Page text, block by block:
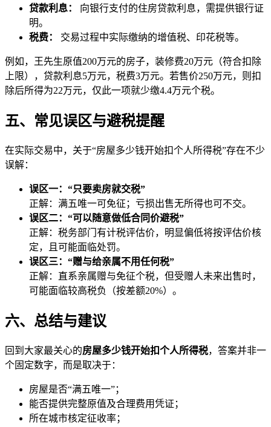
贷款利息：
向银行支付的住房贷款利息，需提供银行证
明。
税费：
交易过程中实际缴纳的增值税、印花税等。
例如，王先生原值200万元的房子，装修费20万元（符合扣除
上限），贷款利息5万元，税费3万元。若售价250万元，则扣
除后所得为22万元，仅此一项就少缴4.4万元个税。
五、常见误区与避税提醒
在实际交易中，关于“房屋多少钱开始扣个人所得税”存在不少
误解：
误区一：“只要卖房就交税”
正解：满五唯一可免征；亏损出售无所得也可不交。
误区二：“可以随意做低合同价避税”
正解：税务部门有计税评估价，明显偏低将按评估价核
定，且可能面临处罚。
误区三：“赠与给亲属不用任何税”
正解：直系亲属赠与免征个税，但受赠人未来出售时，
可能面临较高税负（按差额20%）。
六、总结与建议
回到大家最关心的房屋多少钱开始扣个人所得税，答案并非一
个固定数字，而是取决于：
房屋是否“满五唯一”；
能否提供完整原值及合理费用凭证；
所在城市核定征收率；